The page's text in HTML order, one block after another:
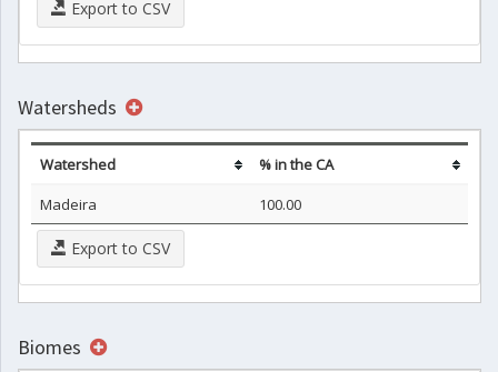
Export to CSV
Watersheds
Watershed
% in the CA
Madeira
100.00
Export to CSV
Biomes